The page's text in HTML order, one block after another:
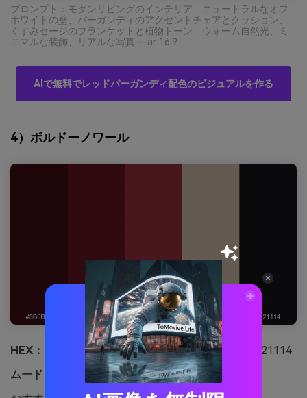
プロンプト：モダンリビングのインテリア、ニュートラルなオフ
ホワイトの壁、バーガンディのアクセントチェアとクッション、
くすみセージのブランケットと植物トーン、ウォーム自然光、ミ
ニマルな装飾、リアルな写真 --ar 16:9
AIで無料でレッドバーガンディ配色のビジュアルを作る
4）ボルドーノワール
HEX：
#3B0B16 #611220 #8F2A3A #C6B3A0 #121114
ムード：
ムーディーでハイエンド